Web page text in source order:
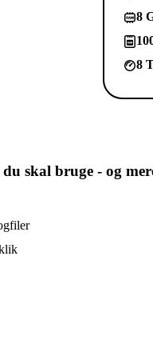
8
8
skal bruge - og